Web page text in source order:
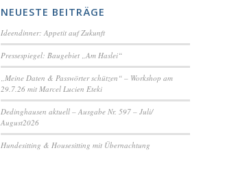
NEUESTE BEITRÄGE
Ideendinner: Appetit auf Zukunft
Pressespiegel: Baugebiet „Am Haslei“
„Meine Daten & Passwörter schützen“ – Workshop am
29.7.26 mit Marcel Lucien Eteki
Dedinghausen aktuell – Ausgabe Nr. 597 – Juli/
August2026
Hundesitting & Housesitting mit Übernachtung